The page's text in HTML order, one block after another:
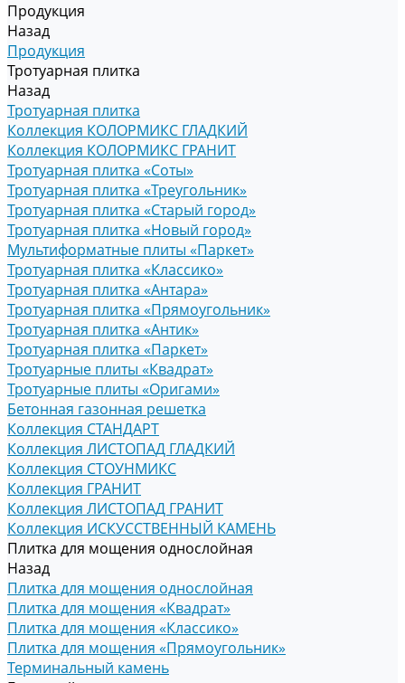
Продукция
Назад
Продукция
Тротуарная плитка
Назад
Тротуарная плитка
Коллекция КОЛОРМИКС ГЛАДКИЙ
Коллекция КОЛОРМИКС ГРАНИТ
Тротуарная плитка «Соты»
Тротуарная плитка «Треугольник»
Тротуарная плитка «Старый город»
Тротуарная плитка «Новый город»
Мультиформатные плиты «Паркет»
Тротуарная плитка «Классико»
Тротуарная плитка «Антара»
Тротуарная плитка «Прямоугольник»
Тротуарная плитка «Антик»
Тротуарная плитка «Паркет»
Тротуарные плиты «Квадрат»
Тротуарные плиты «Оригами»
Бетонная газонная решетка
Коллекция СТАНДАРТ
Коллекция ЛИСТОПАД ГЛАДКИЙ
Коллекция СТОУНМИКС
Коллекция ГРАНИТ
Коллекция ЛИСТОПАД ГРАНИТ
Коллекция ИСКУССТВЕННЫЙ КАМЕНЬ
Плитка для мощения однослойная
Назад
Плитка для мощения однослойная
Плитка для мощения «Квадрат»
Плитка для мощения «Классико»
Плитка для мощения «Прямоугольник»
Терминальный камень